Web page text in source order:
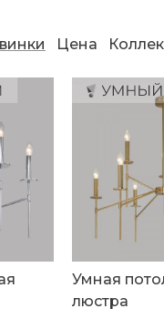
Цена
Умная
люстра